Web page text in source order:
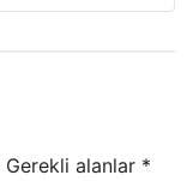
Gerekli alanlar *